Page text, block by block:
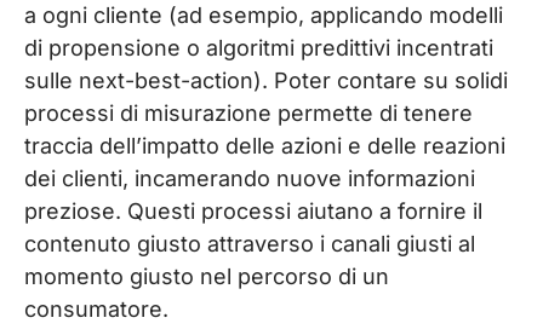
a ogni cliente (ad esempio, applicando modelli
di propensione o algoritmi predittivi incentrati
sulle next-best-action). Poter contare su solidi
processi di misurazione permette di tenere
traccia dell’impatto delle azioni e delle reazioni
dei clienti, incamerando nuove informazioni
preziose. Questi processi aiutano a fornire il
contenuto giusto attraverso i canali giusti al
momento giusto nel percorso di un
consumatore.